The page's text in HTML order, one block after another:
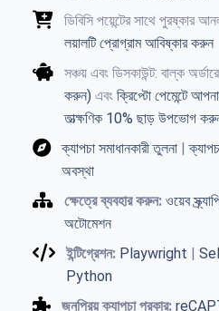
ডিবিসি পয়েন্টের সাথে পুরষ্কার
লয়ালটি প্রোগ্রাম আবিষ্কার করুন
সঞ্চয় এবং ডিসকাউন্ট: বাল্ক
করুন) এবং ক্রিপ্টো পেমেন্টে
তাত্ক্ষণিক 10% ছাড় উপভোগ
ক্যাপচা সমাধানকারী তুলনা |
অবস্থা
ক্ষেত্রে ব্যবহার করুন: ওয়েব
অটোমেশন
ইন্টিগ্রেশন: Playwright |
Python
জনপ্রিয় ক্যাপচা প্রকার: